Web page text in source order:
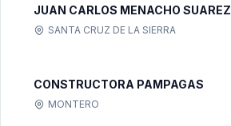
JUAN CARLOS MENACHO SUAREZ
SANTA CRUZ DE LA SIERRA
CONSTRUCTORA PAMPAGAS
MONTERO